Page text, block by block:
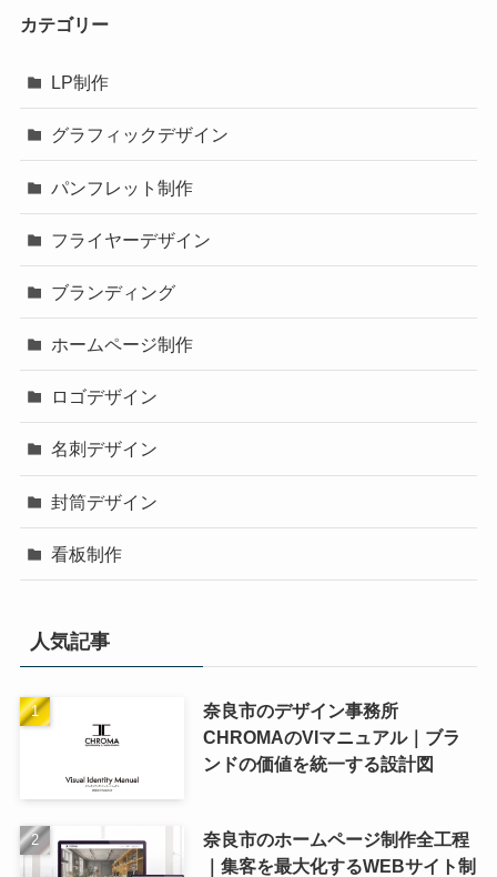
カテゴリー
LP制作
グラフィックデザイン
パンフレット制作
フライヤーデザイン
ブランディング
ホームページ制作
ロゴデザイン
名刺デザイン
封筒デザイン
看板制作
人気記事
奈良市のデザイン事務所
CHROMAのVIマニュアル｜ブラ
ンドの価値を統一する設計図
奈良市のホームページ制作全工程
｜集客を最大化するWEBサイト制